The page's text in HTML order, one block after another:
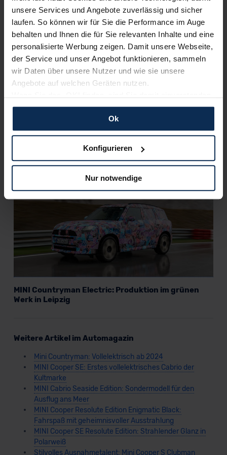
unsere Services und Angebote zuverlässig und sicher
laufen. So können wir für Sie die Performance im Auge
behalten und Ihnen die für Sie relevanten Inhalte und eine
personalisierte Werbung zeigen. Damit unsere Webseite,
der Service und unser Angebot funktionieren, sammeln
wir Daten über unsere Nutzer und wie sie unsere
Angebote auf welchen Geräten nutzen.
und erlauben uns Cookies für unseren Service zu
verwenden und diese Daten an Dritte weiterzugeben,
etwa an unsere Marketingpartner. Falls Sie dem nicht
zustimmen möchten, beschränken wir uns auf die
dann nicht auf Sie zuschneiden und Sie somit nicht
perfekt auf dem Weg zu Ihrem Neuwagen unterstützen.
Sie können die Einstellungen jederzeit anpassen oder
Für alle beschriebenen Technologien und Cookies gilt –
soweit keine detaillierteren Angaben erfolgen: Wir
beabsichtigen nicht, diese Daten an Empfänger
lassen. Soweit eine Übermittlung in ein Land außerhalb
der EU erfolgt, erfolgt dies ausschließlich auf der
Grundlage eines Angemessenheitsbeschlusses der EU-
DSGVO) oder wenn Sie hierzu Ihre Einwilligung freiwillig
Datenschutzklauseln können Sie über den Kontakt zu
unserem Datenschutzbeauftragten unter
datenschutz@meinauto.de anfordern.
Datenschutzerklärung|Impressum
Ok
Konfigurieren
Nur notwendige
Artikel lesen
KI-generiert
MINI: Spike wird digitaler Begleiter der neuen
Modelle
KI-generiert
MINI Countryman Electric: Produktion im grünen
Werk in Leipzig
Weitere Artikel im Automagazin
Mini Countryman: Vollelektrisch ab 2024
MINI Cooper SE: Erstes vollelektrisches Cabrio der
Kultmarke
MINI Cabrio Seaside Edition: Sondermodell für den
Ausflug ans Meer
MINI Cooper Resolute Edition Enigmatic Black:
Fahrspaß mit geheimnisvoller Ausstrahlung
MINI Cooper SE Resolute Edition: Strahlender Glanz in
Polarweiß
Stilvolles Ausnahmetalent: Mini Cooper S Clubman